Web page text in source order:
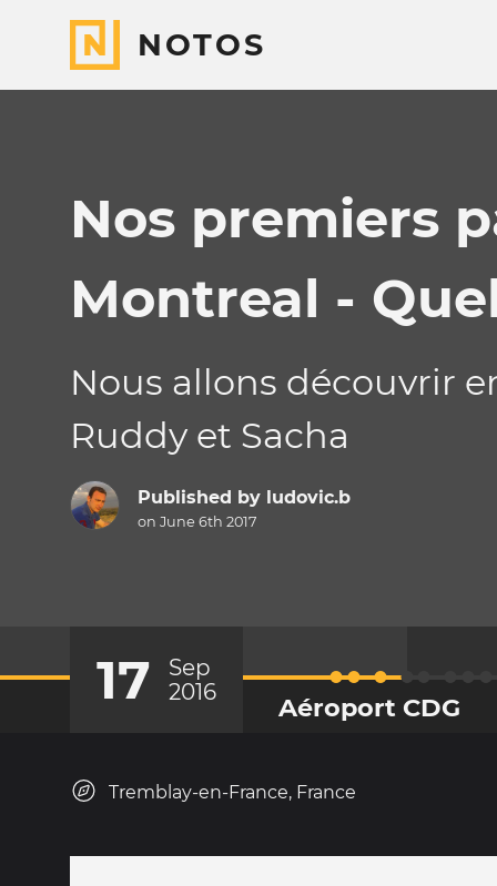
NOTOS
Nos premiers
Montreal -
Nous allons découvrir
Ruddy et Sacha
Published by ludovic.b
on June 6th 2017
17
Sep
2016
Aéroport CDG
Tremblay-en-France, France